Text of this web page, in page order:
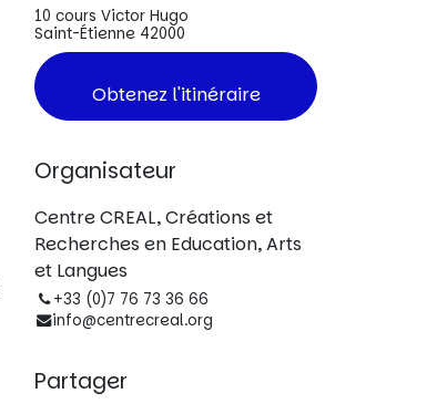
10 cours Victor Hugo
Saint-Étienne 42000
Obtenez l'itinéraire
Organisateur
Centre CREAL, Créations et
Recherches en Education, Arts
et Langues
+33 (0)7 76 73 36 66
info@centrecreal.org
Partager